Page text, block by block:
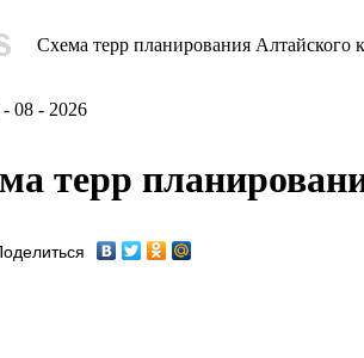
Схема терр планирования Алтайского
- 08 - 2026
терр